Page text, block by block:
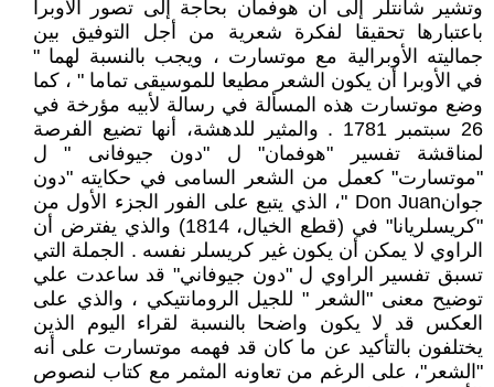
وتشير شانتلر إلى أن هوفمان بحاجة إلى تصور الأوبرا
باعتبارها تحقيقا لفكرة شعرية من أجل التوفيق بين
جماليته الأوبرالية مع موتسارت ، ويجب بالنسبة لهما "
في الأوبرا أن يكون الشعر مطيعا للموسيقى تماما " ، كما
وضع موتسارت هذه المسألة في رسالة لأبيه مؤرخة في
26 سبتمبر 1781 . والمثير للدهشة، أنها تضيع الفرصة
لمناقشة تفسير "هوفمان" ل "دون جيوفانى " ل
"موتسارت" كعمل من الشعر السامى في حكايته "دون
جوانDon Juan "، الذي يتبع على الفور الجزء الأول من
"كريسلريانا" في (قطع الخيال، 1814) والذي يفترض أن
الراوي لا يمكن أن يكون غير كريسلر نفسه . الجملة التي
تسبق تفسير الراوي ل "دون جيوفاني" قد ساعدت علي
توضيح معنى "الشعر " للجيل الرومانتيكي ، والذي على
العكس قد لا يكون واضحا بالنسبة لقراء اليوم الذين
يختلفون بالتأكيد عن ما كان قد فهمه موتسارت على أنه
"الشعر"، على الرغم من تعاونه المثمر مع كتاب لنصوص